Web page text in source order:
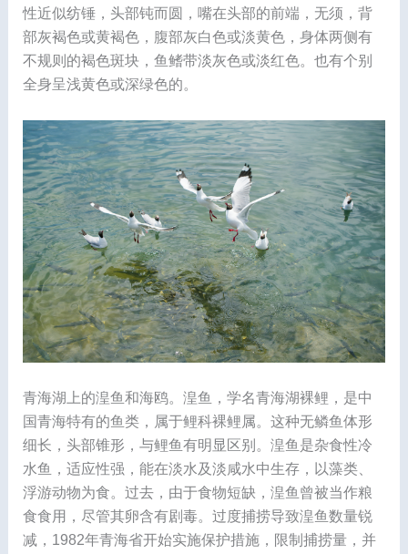
性近似纺锤，头部钝而圆，嘴在头部的前端，无须，背
部灰褐色或黄褐色，腹部灰白色或淡黄色，身体两侧有
不规则的褐色斑块，鱼鳍带淡灰色或淡红色。也有个别
全身呈浅黄色或深绿色的。
青海湖上的湟鱼和海鸥。湟鱼，学名青海湖裸鲤，是中
国青海特有的鱼类，属于鲤科裸鲤属。这种无鳞鱼体形
细长，头部锥形，与鲤鱼有明显区别。湟鱼是杂食性冷
水鱼，适应性强，能在淡水及淡咸水中生存，以藻类、
浮游动物为食。过去，由于食物短缺，湟鱼曾被当作粮
食食用，尽管其卵含有剧毒。过度捕捞导致湟鱼数量锐
减，1982年青海省开始实施保护措施，限制捕捞量，并